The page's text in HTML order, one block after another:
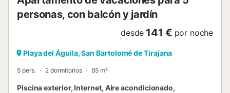
personas, con balcón y jardín
desde 141 € por noche
Playa del Águila, San Bartolomé de Tirajana
5 pers. 2 dormitorios 65 m²
Piscina exterior, Internet, Aire acondicionado,